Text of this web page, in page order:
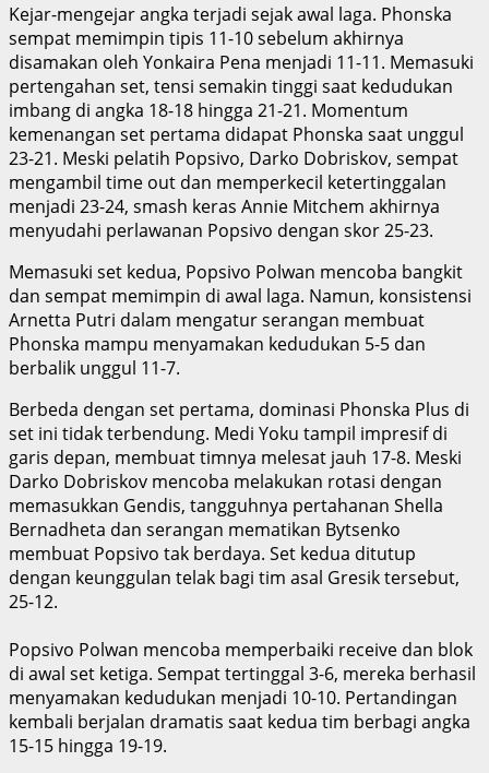
​Kejar-mengejar angka terjadi sejak awal laga. Phonska
sempat memimpin tipis 11-10 sebelum akhirnya
disamakan oleh Yonkaira Pena menjadi 11-11. Memasuki
pertengahan set, tensi semakin tinggi saat kedudukan
imbang di angka 18-18 hingga 21-21. Momentum
kemenangan set pertama didapat Phonska saat unggul
23-21. Meski pelatih Popsivo, Darko Dobriskov, sempat
mengambil time out dan memperkecil ketertinggalan
menjadi 23-24, smash keras Annie Mitchem akhirnya
menyudahi perlawanan Popsivo dengan skor 25-23.
​Memasuki set kedua, Popsivo Polwan mencoba bangkit
dan sempat memimpin di awal laga. Namun, konsistensi
Arnetta Putri dalam mengatur serangan membuat
Phonska mampu menyamakan kedudukan 5-5 dan
berbalik unggul 11-7.
​Berbeda dengan set pertama, dominasi Phonska Plus di
set ini tidak terbendung. Medi Yoku tampil impresif di
garis depan, membuat timnya melesat jauh 17-8. Meski
Darko Dobriskov mencoba melakukan rotasi dengan
memasukkan Gendis, tangguhnya pertahanan Shella
Bernadheta dan serangan mematikan Bytsenko
membuat Popsivo tak berdaya. Set kedua ditutup
dengan keunggulan telak bagi tim asal Gresik tersebut,
25-12.
​Popsivo Polwan mencoba memperbaiki receive dan blok
di awal set ketiga. Sempat tertinggal 3-6, mereka berhasil
menyamakan kedudukan menjadi 10-10. Pertandingan
kembali berjalan dramatis saat kedua tim berbagi angka
15-15 hingga 19-19.